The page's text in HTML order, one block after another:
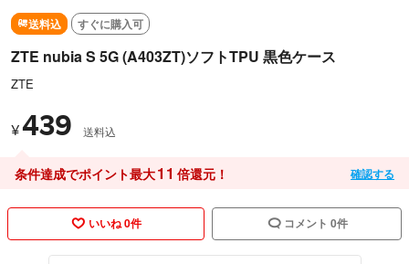
送料込 すぐに購入可
ZTE nubia S 5G (A403ZT)ソフトTPU 黒色ケース
ZTE
¥439 送料込
条件達成でポイント最大11 倍還元！ 確認する
いいね 0件 コメント 0件